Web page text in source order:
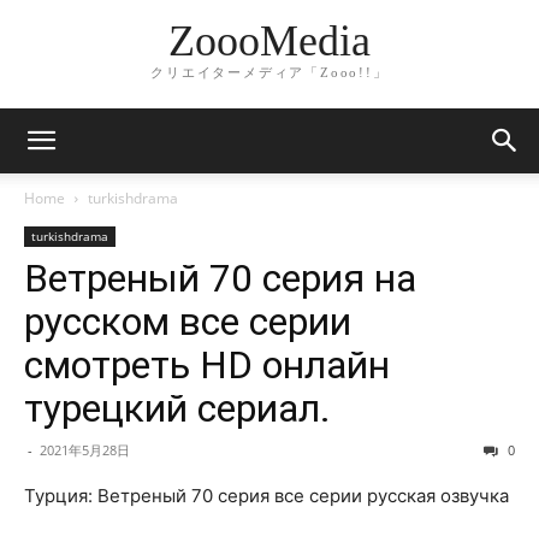
ZoooMedia
クリエイターメディア「Zooo!!」
Home turkishdrama
turkishdrama
Ветреный 70 серия на
русском все серии
смотреть HD онлайн
турецкий сериал.
- 2021年5月28日 0
Турция: Ветреный 70 серия все серии русская озвучка